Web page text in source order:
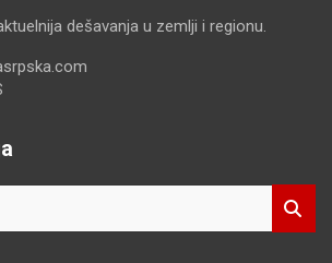
dešavanja u zemlji i regionu.